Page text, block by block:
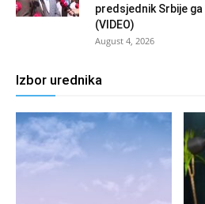
predsjednik Srbije
(VIDEO)
August 4, 2026
Izbor urednika